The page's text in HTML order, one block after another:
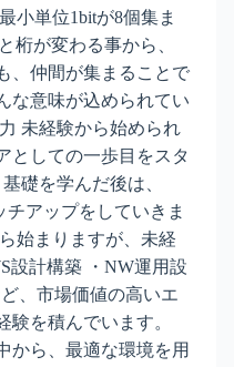
小単位1bitが8個集ま
桁が変わる事から、
、仲間が集まることで
な意味が込められてい
未経験から始められ
としての一歩目をスタ
礎を学んだ後は、
アップをしていきま
始まりますが、未経
設計構築 ・NW運用設
、市場価値の高いエ
験を積んでいます。
から、最適な環境を用